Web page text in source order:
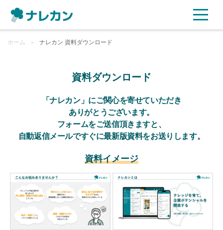
ご利用プラン
ご利用企業様の声
セキュリティ
よくある質問
資料ダウンロード
ホーム ＞ ナレカン 資料ダウンロード
資料ダウンロード
「ナレカン」にご関心を寄せていただき
ありがとうございます。
フォームをご送信頂きますと、
自動返信メールですぐに最新版資料をお送りします。
資料イメージ